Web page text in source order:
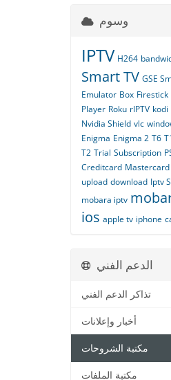
وسوم
IPTV H264
Smart TV GSE
Emulator Box Firestick
Player Roku rIPTV kodi
Nvidia Shield vlc
Enigma Enigma 2 T6
T2 Trial Subscription
Creditcard Mastercard
upload download Iptv
mobara iptv
ios apple tv iphone
الدعم الفني
تذاكر الدعم الفني
أخبار وإعلانات
مكتبة الشروحات
مكتبة الملفات